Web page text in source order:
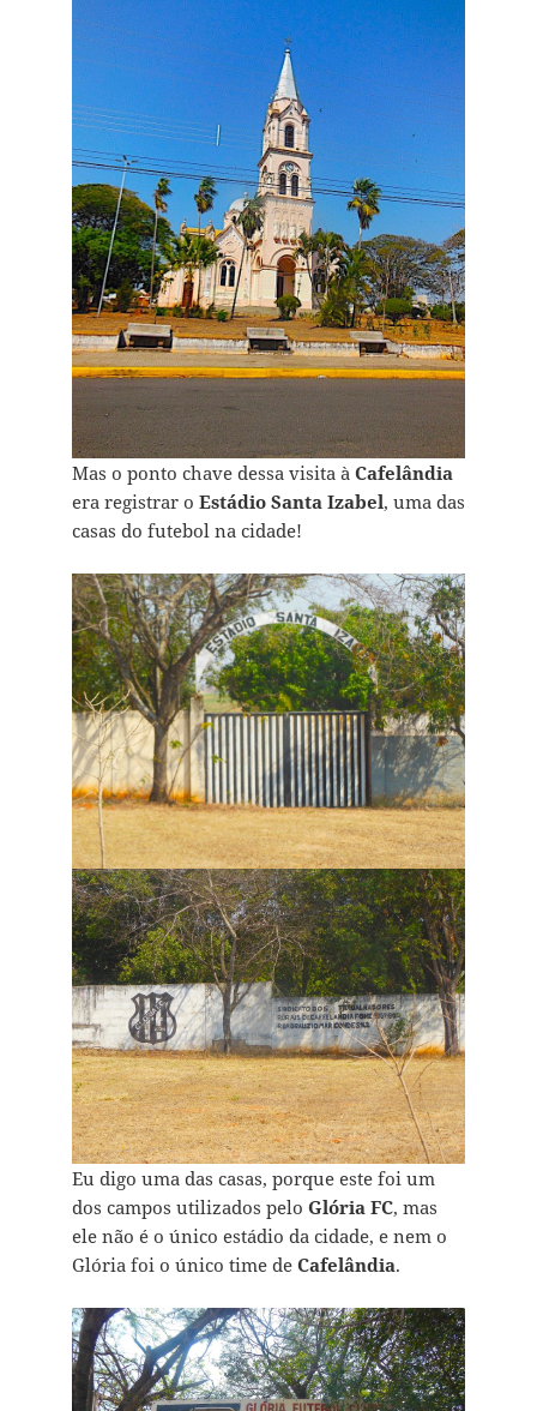
Mas o ponto chave dessa visita à Cafelândia
era registrar o Estádio Santa Izabel, uma das
casas do futebol na cidade!
Eu digo uma das casas, porque este foi um
dos campos utilizados pelo Glória FC, mas
ele não é o único estádio da cidade, e nem o
Glória foi o único time de Cafelândia.